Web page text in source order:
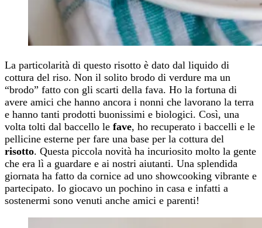
La particolarità di questo risotto è dato dal liquido di
cottura del riso. Non il solito brodo di verdure ma un
“brodo” fatto con gli scarti della fava. Ho la fortuna di
avere amici che hanno ancora i nonni che lavorano la terra
e hanno tanti prodotti buonissimi e biologici. Così, una
volta tolti dal baccello le fave, ho recuperato i baccelli e le
pellicine esterne per fare una base per la cottura del
risotto. Questa piccola novità ha incuriosito molto la gente
che era lì a guardare e ai nostri aiutanti. Una splendida
giornata ha fatto da cornice ad uno showcooking vibrante e
partecipato. Io giocavo un pochino in casa e infatti a
sostenermi sono venuti anche amici e parenti!